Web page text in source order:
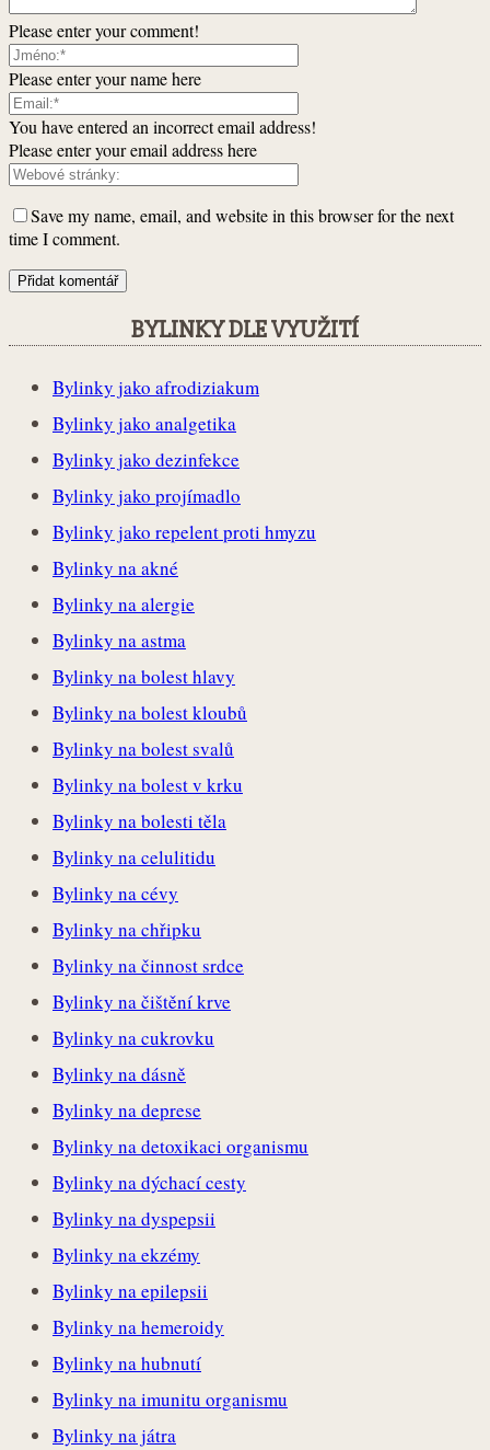
Please enter your comment!
Please enter your name here
You have entered an incorrect email address!
Please enter your email address here
Save my name, email, and website in this browser for the next
time I comment.
BYLINKY DLE VYUŽITÍ
Bylinky jako afrodiziakum
Bylinky jako analgetika
Bylinky jako dezinfekce
Bylinky jako projímadlo
Bylinky jako repelent proti hmyzu
Bylinky na akné
Bylinky na alergie
Bylinky na astma
Bylinky na bolest hlavy
Bylinky na bolest kloubů
Bylinky na bolest svalů
Bylinky na bolest v krku
Bylinky na bolesti těla
Bylinky na celulitidu
Bylinky na cévy
Bylinky na chřipku
Bylinky na činnost srdce
Bylinky na čištění krve
Bylinky na cukrovku
Bylinky na dásně
Bylinky na deprese
Bylinky na detoxikaci organismu
Bylinky na dýchací cesty
Bylinky na dyspepsii
Bylinky na ekzémy
Bylinky na epilepsii
Bylinky na hemeroidy
Bylinky na hubnutí
Bylinky na imunitu organismu
Bylinky na játra